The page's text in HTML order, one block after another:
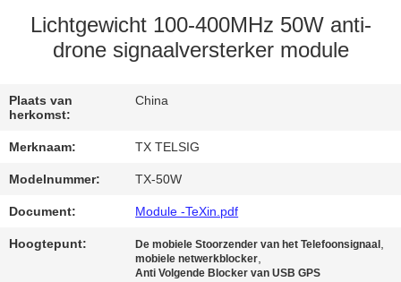
KWALITEITSCONTROLE
CONTACTEER
ONS
NIEUWS
BLOGGEN
Lichtgewicht 100-400MHz 50W anti-
drone signaalversterker module
Plaats van
herkomst:
China
Merknaam: TX TELSIG
Modelnummer: TX-50W
Document: Module -TeXin.pdf
Hoogtepunt: De mobiele Stoorzender van het Telefoonsignaal ,
mobiele netwerkblocker,
Anti Volgende Blocker van USB GPS